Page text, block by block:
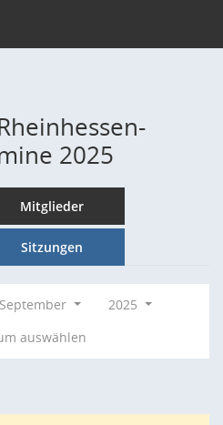
2025
Mitglieder
Sitzungen
September
2025
auswählen